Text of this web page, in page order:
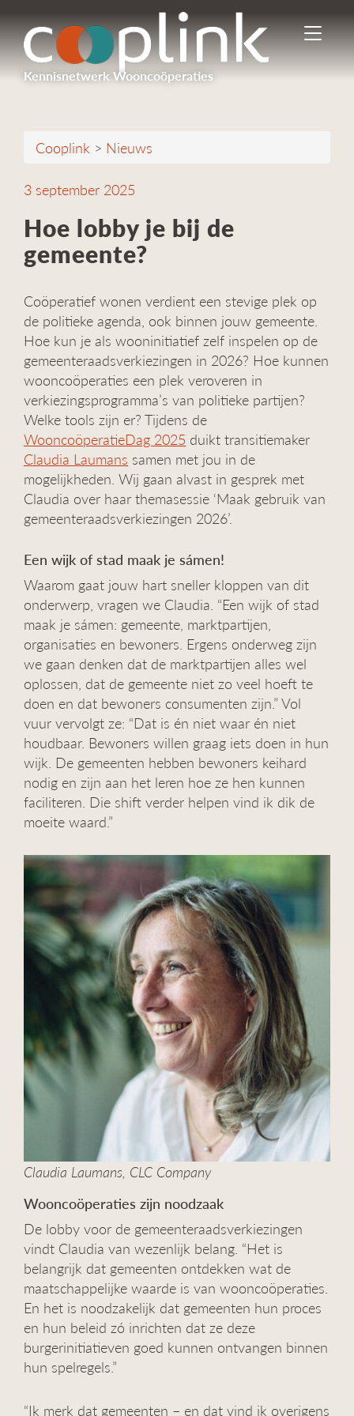
Kennisnetwerk Wooncoöperaties
I
n
-
n
a
i
g
Cooplink > Nieuws
3 september 2025
Hoe lobby je bij de
gemeente?
Coöperatief wonen verdient een stevige plek op
de politieke agenda, ook binnen jouw gemeente.
Hoe kun je als wooninitiatief zelf inspelen op de
gemeenteraadsverkiezingen in 2026? Hoe kunnen
wooncoöperaties een plek veroveren in
verkiezingsprogramma’s van politieke partijen?
Welke tools zijn er? Tijdens de
WooncoöperatieDag 2025 duikt transitiemaker
Claudia Laumans samen met jou in de
mogelijkheden. Wij gaan alvast in gesprek met
Claudia over haar themasessie ‘Maak gebruik van
gemeenteraadsverkiezingen 2026’.
Een wijk of stad maak je sámen!
Waarom gaat jouw hart sneller kloppen van dit
onderwerp, vragen we Claudia. “Een wijk of stad
maak je sámen: gemeente, marktpartijen,
organisaties en bewoners. Ergens onderweg zijn
we gaan denken dat de marktpartijen alles wel
oplossen, dat de gemeente niet zo veel hoeft te
doen en dat bewoners consumenten zijn.” Vol
vuur vervolgt ze: “Dat is én niet waar én niet
houdbaar. Bewoners willen graag iets doen in hun
wijk. De gemeenten hebben bewoners keihard
nodig en zijn aan het leren hoe ze hen kunnen
faciliteren. Die shift verder helpen vind ik dik de
moeite waard.”
Claudia Laumans, CLC Company
Wooncoöperaties zijn noodzaak
De lobby voor de gemeenteraadsverkiezingen
vindt Claudia van wezenlijk belang. “Het is
belangrijk dat gemeenten ontdekken wat de
maatschappelijke waarde is van wooncoöperaties.
En het is noodzakelijk dat gemeenten hun proces
en hun beleid zó inrichten dat ze deze
burgerinitiatieven goed kunnen ontvangen binnen
hun spelregels.”
“Ik merk dat gemeenten – en dat vind ik overigens